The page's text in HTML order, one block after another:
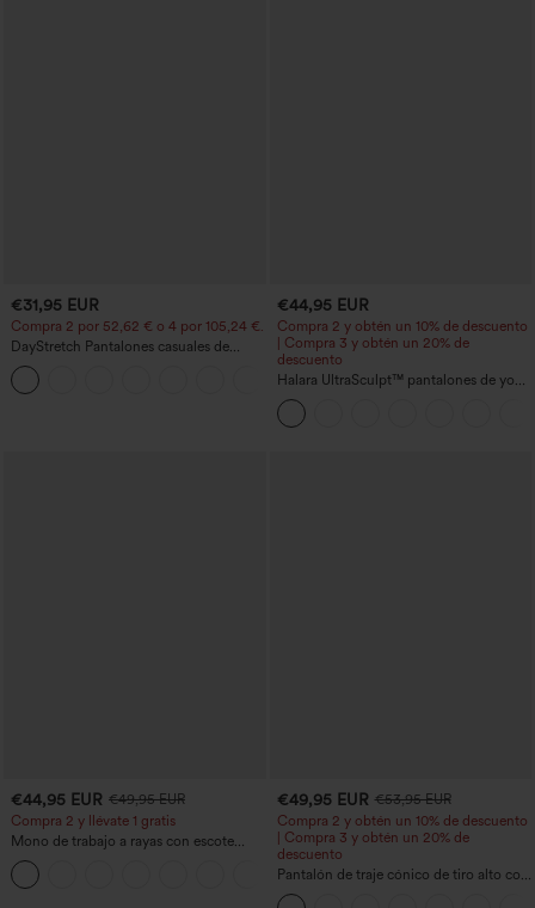
€31,95 EUR
Compra 2 por 52,62 € o 4 por 105,24 €.
DayStretch Pantalones casuales de
cintura alta con pernera tipo barril y
bolsillos
+5
€44,95 EUR
Compra 2 y obtén un 10% de descuento
| Compra 3 y obtén un 20% de
descuento
Halara UltraSculpt™ pantalones de yoga
holgados de talle alto con control
abdominal, rayas color block y bolsillos
€44,95 EUR €49,95 EUR
Compra 2 y llévate 1 gratis
Mono de trabajo a rayas con escote
barco, sin mangas, lazo lateral, tacto
Cool Touch y bolsillos - Edición Easy
Peezy
+8
€49,95 EUR €53,95 EUR
Compra 2 y obtén un 10% de descuento
| Compra 3 y obtén un 20% de
descuento
Pantalón de traje cónico de tiro alto con
bolsillos